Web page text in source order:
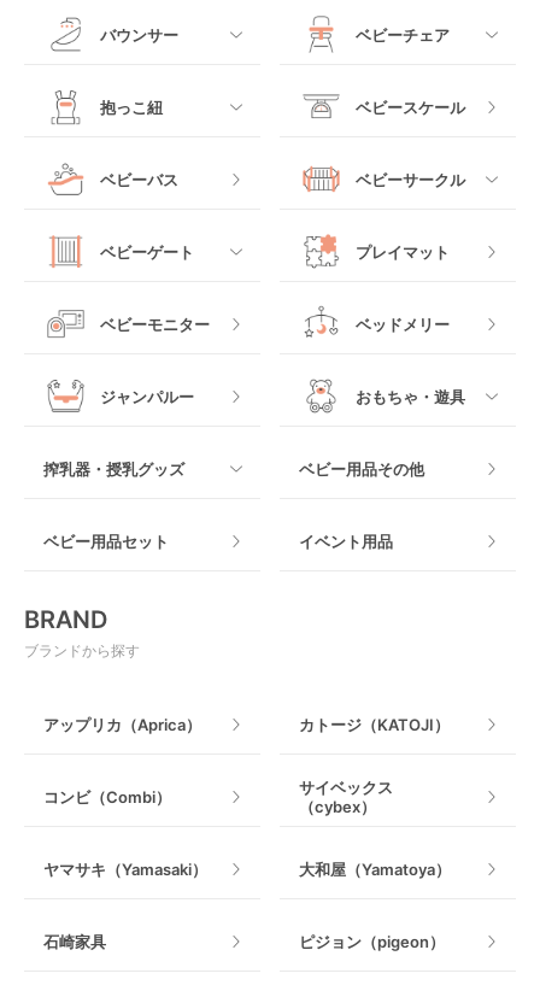
レギュラーサイズベビ
ベッドインベッド
クーファン
マットレス・布団
ベビーベッドその他
ベビーカーその他
すべて
ジュニアシート
チャイルドシートその
他
すべて
バウンサー
すべて
ロッキングタイプ
ベビーチェア
すべて
テーブルチェア
抱っこ紐
すべて
抱っこ紐その他
ベビースケール
ベビーバス ベビーサークル
すべて
木製
マット製
ベビーゲート
すべて
プレイマット
ベビーモニター ベッドメリー
ジャンパルー おもちゃ・遊具
室内遊具
搾乳器・授乳グッズ
授乳グッズ・ママ用品
ベビー用品その他
ベビー用品セット イベント用品
BRAND
ブランドから探す
アップリカ（Aprica） カトージ（KATOJI）
コンビ（Combi）
サイベックス
（cybex）
ヤマサキ（Yamasaki） 大和屋（Yamatoya）
石崎家具 ピジョン（pigeon）